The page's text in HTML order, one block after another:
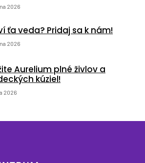
2026
ťa veda? Pridaj sa k nám!
2026
Aurelium plné živlov a
kúziel!
2026